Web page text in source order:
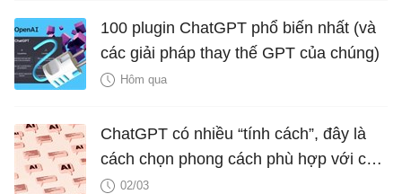
100 plugin ChatGPT phổ biến nhất (và
các giải pháp thay thế GPT của chúng)
Hôm qua
ChatGPT có nhiều “tính cách”, đây là
cách chọn phong cách phù hợp với câu
hỏi của bạn
02/03